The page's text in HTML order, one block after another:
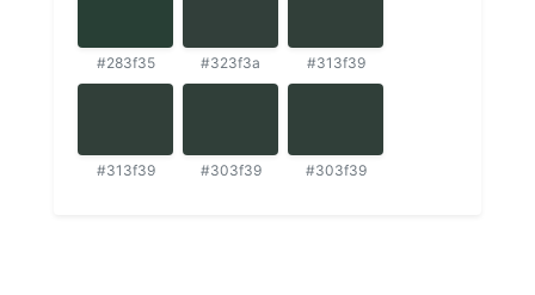
#283f35 #323f3a #313f39
#313f39 #303f39 #303f39